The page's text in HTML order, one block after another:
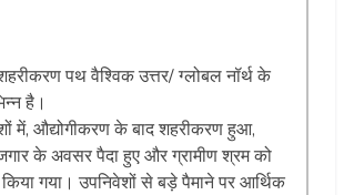
पथ वैश्विक उत्तर/ ग्लोबल नॉर्थ के
है।
में, औद्योगीकरण के बाद शहरीकरण हुआ,
के अवसर पैदा हुए और ग्रामीण श्रम को
गया। उपनिवेशों से बड़े पैमाने पर आर्थिक